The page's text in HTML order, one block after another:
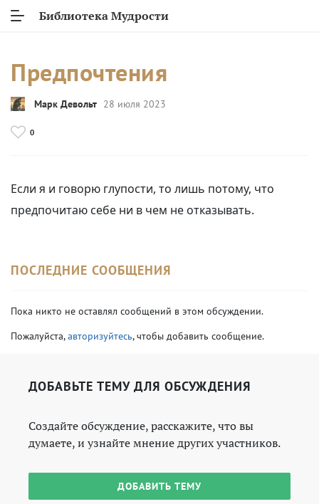
Библиотека Мудрости
Предпочтения
Марк Девольт 28 июля 2023
0
Если я и говорю глупости, то лишь потому, что
предпочитаю себе ни в чем не отказывать.
ПОСЛЕДНИЕ СООБЩЕНИЯ
Пока никто не оставлял сообщений в этом обсуждении.
Пожалуйста,авторизуйтесь, чтобы добавить сообщение.
ДОБАВЬТЕ ТЕМУ ДЛЯ ОБСУЖДЕНИЯ
Создайте обсуждение, расскажите, что вы
думаете, и узнайте мнение других участников.
ДОБАВИТЬ ТЕМУ